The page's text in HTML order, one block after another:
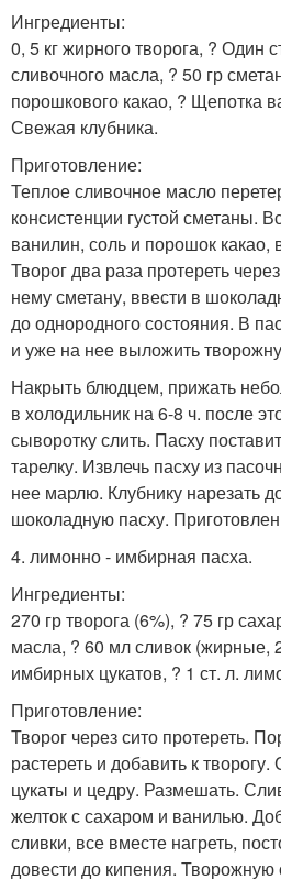
Ингредиенты:
0, 5 кг жирного творога, ? Один
сливочного масла, ? 50 гр
порошкового какао, ? Щепотка
Свежая клубника.
Приготовление:
Теплое сливочное масло
консистенции густой сметаны.
ванилин, соль и порошок
Творог два раза протереть
нему сметану, ввести в
до однородного состояния. В
и уже на нее выложить
Накрыть блюдцем, прижать
в холодильник на 6-8 ч. после
сыворотку слить. Пасху
тарелку. Извлечь пасху из
нее марлю. Клубнику нарезать
шоколадную пасху.
4. лимонно - имбирная пасха.
Ингредиенты:
270 гр творога (6%), ? 75 гр
масла, ? 60 мл сливок (жирные,
имбирных цукатов, ? 1 ст. л.
Приготовление:
Творог через сито протереть.
растереть и добавить к
цукаты и цедру. Размешать.
желток с сахаром и ванилью.
сливки, все вместе нагреть,
довести до кипения. Творожную